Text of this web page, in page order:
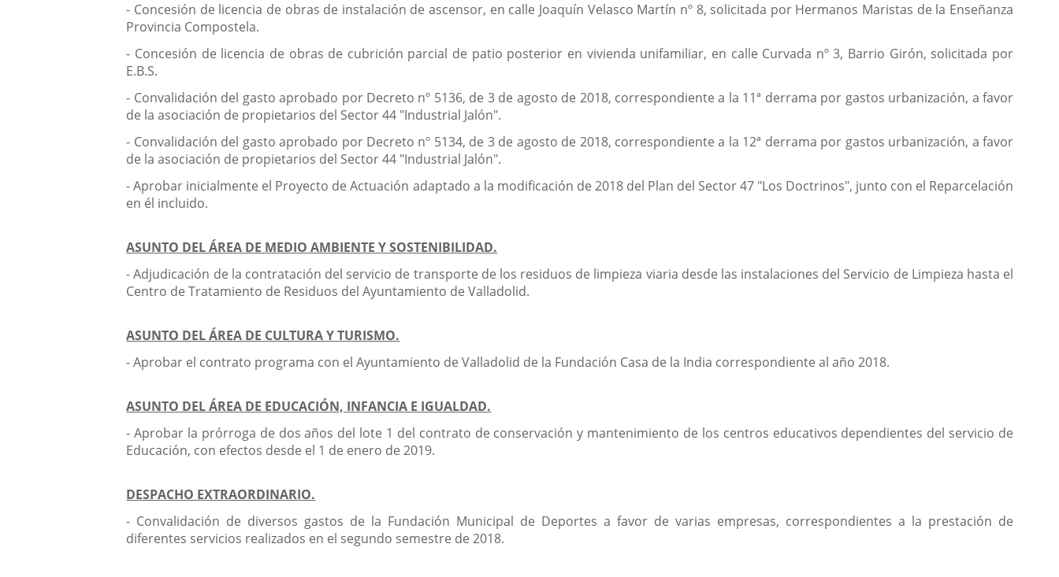
- Concesión de licencia de obras de instalación de ascensor, en calle Joaquín Velasco Martín nº 8, solicitada por Hermanos Maristas de la Enseñanza
Provincia Compostela.
- Concesión de licencia de obras de cubrición parcial de patio posterior en vivienda unifamiliar, en calle Curvada nº 3, Barrio Girón, solicitada por
E.B.S.
- Convalidación del gasto aprobado por Decreto nº 5136, de 3 de agosto de 2018, correspondiente a la 11ª derrama por gastos urbanización, a favor
de la asociación de propietarios del Sector 44 "Industrial Jalón".
- Convalidación del gasto aprobado por Decreto nº 5134, de 3 de agosto de 2018, correspondiente a la 12ª derrama por gastos urbanización, a favor
de la asociación de propietarios del Sector 44 "Industrial Jalón".
- Aprobar inicialmente el Proyecto de Actuación adaptado a la modificación de 2018 del Plan del Sector 47 "Los Doctrinos", junto con el Reparcelación
en él incluido.
ASUNTO DEL ÁREA DE MEDIO AMBIENTE Y SOSTENIBILIDAD.
- Adjudicación de la contratación del servicio de transporte de los residuos de limpieza viaria desde las instalaciones del Servicio de Limpieza hasta el
Centro de Tratamiento de Residuos del Ayuntamiento de Valladolid.
ASUNTO DEL ÁREA DE CULTURA Y TURISMO.
- Aprobar el contrato programa con el Ayuntamiento de Valladolid de la Fundación Casa de la India correspondiente al año 2018.
ASUNTO DEL ÁREA DE EDUCACIÓN, INFANCIA E IGUALDAD.
- Aprobar la prórroga de dos años del lote 1 del contrato de conservación y mantenimiento de los centros educativos dependientes del servicio de
Educación, con efectos desde el 1 de enero de 2019.
DESPACHO EXTRAORDINARIO.
- Convalidación de diversos gastos de la Fundación Municipal de Deportes a favor de varias empresas, correspondientes a la prestación de
diferentes servicios realizados en el segundo semestre de 2018.